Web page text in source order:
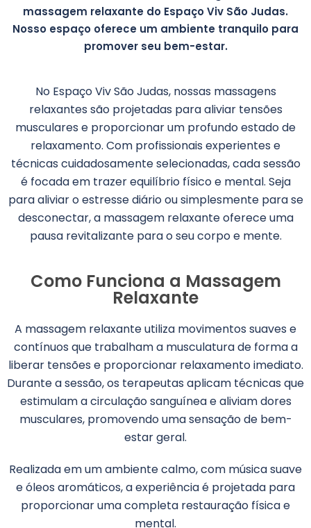
massagem relaxante do Espaço Viv São Judas.
Nosso espaço oferece um ambiente tranquilo para
promover seu bem-estar.
No Espaço Viv São Judas, nossas massagens
relaxantes são projetadas para aliviar tensões
musculares e proporcionar um profundo estado de
relaxamento. Com profissionais experientes e
técnicas cuidadosamente selecionadas, cada sessão
é focada em trazer equilíbrio físico e mental. Seja
para aliviar o estresse diário ou simplesmente para se
desconectar, a massagem relaxante oferece uma
pausa revitalizante para o seu corpo e mente.
Como Funciona a Massagem
Relaxante
A massagem relaxante utiliza movimentos suaves e
contínuos que trabalham a musculatura de forma a
liberar tensões e proporcionar relaxamento imediato.
Durante a sessão, os terapeutas aplicam técnicas que
estimulam a circulação sanguínea e aliviam dores
musculares, promovendo uma sensação de bem-
estar geral.
Realizada em um ambiente calmo, com música suave
e óleos aromáticos, a experiência é projetada para
proporcionar uma completa restauração física e
mental.